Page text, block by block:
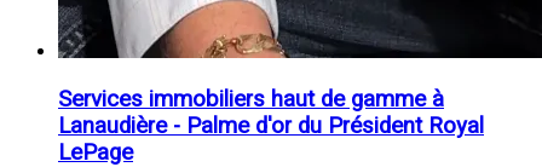
Services immobiliers haut de gamme à
Lanaudière - Palme d'or du Président Royal
LePage